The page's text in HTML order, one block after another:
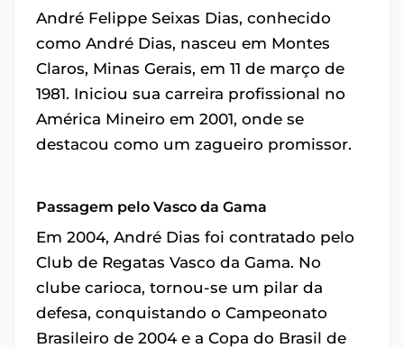
André Felippe Seixas Dias, conhecido
como André Dias, nasceu em Montes
Claros, Minas Gerais, em 11 de março de
1981. Iniciou sua carreira profissional no
América Mineiro em 2001, onde se
destacou como um zagueiro promissor.
Passagem pelo Vasco da Gama
Em 2004, André Dias foi contratado pelo
Club de Regatas Vasco da Gama. No
clube carioca, tornou-se um pilar da
defesa, conquistando o Campeonato
Brasileiro de 2004 e a Copa do Brasil de